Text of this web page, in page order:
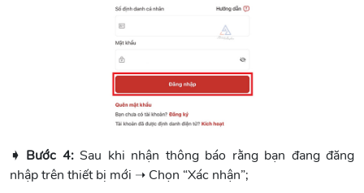
➧ Bước 4:Sau khi nhận thông báo rằng bạn đang đăng
nhập trên thiết bị mới ➝ Chọn “Xác nhận”;